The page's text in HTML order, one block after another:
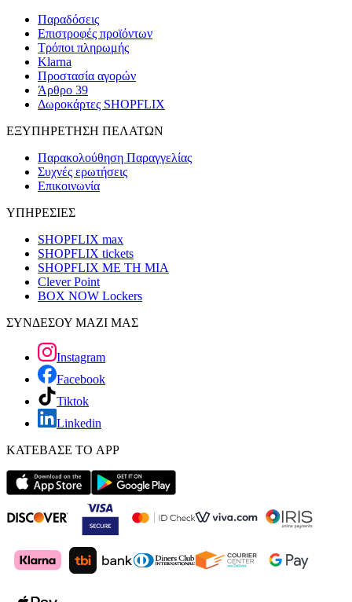
Παραδόσεις
Επιστροφές προϊόντων
Τρόποι πληρωμής
Klarna
Προστασία αγορών
Άρθρο 39
Δωροκάρτες SHOPFLIX
ΕΞΥΠΗΡΕΤΗΣΗ ΠΕΛΑΤΩΝ
Παρακολούθηση Παραγγελίας
Συχνές ερωτήσεις
Επικοινωνία
ΥΠΗΡΕΣΙΕΣ
SHOPFLIX max
SHOPFLIX tickets
SHOPFLIX ΜΕ ΤΗ ΜΙΑ
Clever Point
BOX NOW Lockers
ΣΥΝΔΕΣΟΥ ΜΑΖΙ ΜΑΣ
Instagram
Facebook
Tiktok
Linkedin
ΚΑΤΕΒΑΣΕ ΤΟ APP